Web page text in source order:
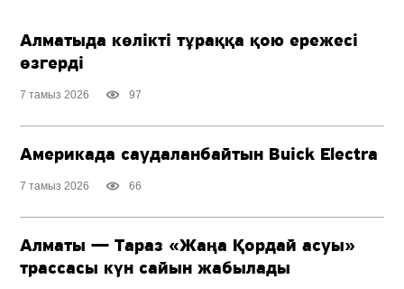
Алматыда көлікті тұраққа қою ережесі
өзгерді
7 тамыз 2026 97
Америкада саудаланбайтын Buick Electra
7 тамыз 2026 66
Алматы — Тараз «Жаңа Қордай асуы»
трассасы күн сайын жабылады